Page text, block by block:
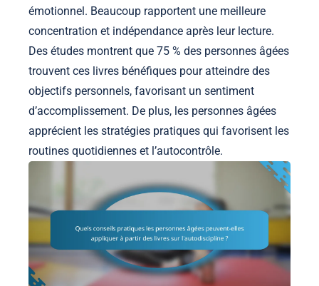
émotionnel. Beaucoup rapportent une meilleure
concentration et indépendance après leur lecture.
Des études montrent que 75 % des personnes âgées
trouvent ces livres bénéfiques pour atteindre des
objectifs personnels, favorisant un sentiment
d’accomplissement. De plus, les personnes âgées
apprécient les stratégies pratiques qui favorisent les
routines quotidiennes et l’autocontrôle.